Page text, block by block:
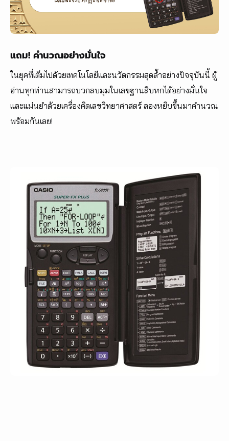
แถม! คำนวณอย่างมั่นใจ
ในยุคที่เต็มไปด้วยเทคโนโลยีและนวัตกรรมสุดล้ำอย่างปัจจุบันนี้ ผู้
อ่านทุกท่านสามารถบวกลบมุมในเลขฐานสิบหกได้อย่างมั่นใจ
และแม่นยำด้วยเครื่องคิดเลขวิทยาศาสตร์ ลองหยิบขึ้นมาคำนวณ
พร้อมกันเลย!